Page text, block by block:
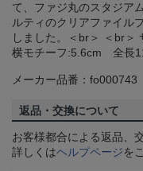
て、ファジ丸のスタジア
ルティのクリアファイル
しました。＜br＞ ＜br＞
横モチーフ:5.6cm 全長
メーカー品番：fo000743
返品・交換について
お客様都合による返品、
詳しくはヘルプページを